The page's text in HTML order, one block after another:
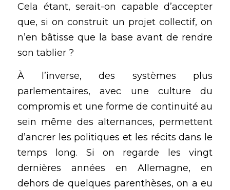
Cela étant, serait-on capable d’accepter
que, si on construit un projet collectif, on
n’en bâtisse que la base avant de rendre
son tablier ?
À l’inverse, des systèmes plus
parlementaires, avec une culture du
compromis et une forme de continuité au
sein même des alternances, permettent
d’ancrer les politiques et les récits dans le
temps long. Si on regarde les vingt
dernières années en Allemagne, en
dehors de quelques parenthèses, on a eu